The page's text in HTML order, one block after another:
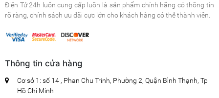
Điện Tử 24h luôn cung cấp luôn là sản phẩm chính hãng có thông tin
rõ ràng, chính sách ưu đãi cực lớn cho khách hàng có thẻ thành viên.
Thông tin cửa hàng
Cơ sở 1: số 14 , Phan Chu Trinh, Phường 2, Quận Bình Thạnh, Tp
Hồ Chí Minh